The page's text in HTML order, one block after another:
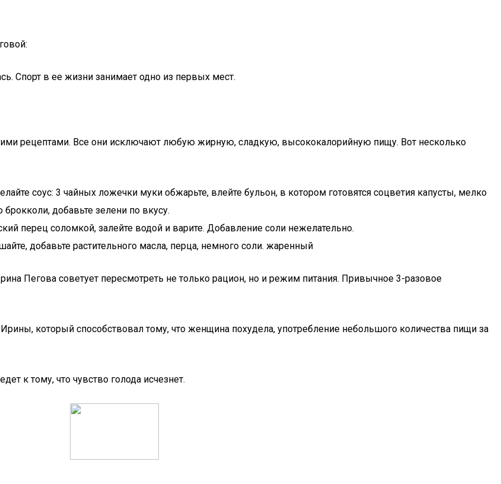
Спорт в ее жизни занимает одно из первых мест.
рецептами. Все они исключают любую жирную, сладкую, высококалорийную пищу. Вот несколько
соус: 3 чайных ложечки муки обжарьте, влейте бульон, в котором готовятся соцветия капусты, мелко
добавьте зелени по вкусу.
перец соломкой, залейте водой и варите. Добавление соли нежелательно.
добавьте растительного масла, перца, немного соли. жаренный
Пегова советует пересмотреть не только рацион, но и режим питания. Привычное 3-разовое
который способствовал тому, что женщина похудела, употребление небольшого количества пищи за
к тому, что чувство голода исчезнет.